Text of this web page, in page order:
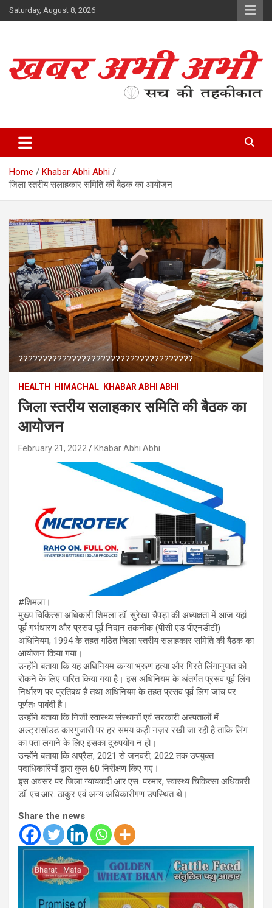
Skip
to
Saturday, August 8, 2026
Home
Khabar Abhi Abhi
जिला स्तरीय सलाहकार समिति की बैठक का आयोजन
????????????????????????????????????
HEALTH HIMACHAL KHABAR ABHI ABHI
जिला स्तरीय सलाहकार समिति की बैठक का
आयोजन
February 21, 2022 Khabar Abhi Abhi
#शिमला।
मुख्य चिकित्सा अधिकारी शिमला डाॅ. सुरेखा चैपड़ा की अध्यक्षता में आज यहां
पूर्व गर्भधारण और प्रसव पूर्व निदान तकनीक (पीसी एंड पीएनडीटी)
अधिनियम, 1994 के तहत गठित जिला स्तरीय सलाहकार समिति की बैठक का
आयोजन किया गया।
उन्होंने बताया कि यह अधिनियम कन्या भ्रूण हत्या और गिरते लिंगानुपात को
रोकने के लिए पारित किया गया है। इस अधिनियम के अंतर्गत प्रसव पूर्व लिंग
निर्धारण पर प्रतिबंध है तथा अधिनियम के तहत प्रसव पूर्व लिंग जांच पर
पूर्णतः पाबंदी है।
उन्होंने बताया कि निजी स्वास्थ्य संस्थानों एवं सरकारी अस्पतालों में
अल्ट्रासांउड कारगुजारी पर हर समय कड़ी नज़र रखी जा रही है ताकि लिंग
का पता लगाने के लिए इसका दुरुपयोग न हो।
उन्होंने बताया कि अप्रैल, 2021 से जनवरी, 2022 तक उपयुक्त
पदाधिकारियों द्वारा कुल 60 निरीक्षण किए गए।
इस अवसर पर जिला न्यायवादी आर.एस. परमार, स्वास्थ्य चिकित्सा अधिकारी
डाॅ. एच.आर. ठाकुर एवं अन्य अधिकारीगण उपस्थित थे।
Share the news